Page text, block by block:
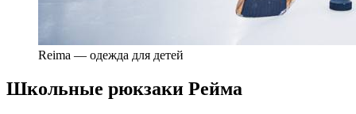
Reima — одежда для детей
Школьные рюкзаки Рейма